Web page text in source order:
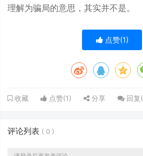
理解为骗局的意思，其实并不是。
点赞(1)
收藏 点赞(1) 分享 回复(
评论列表 ( 0 )